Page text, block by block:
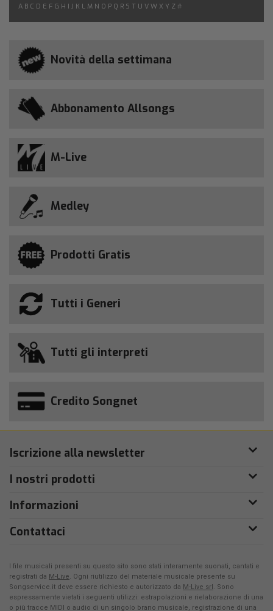
A B C D E F G H I J K L M N O P Q R S T U V W X Y Z #
Novità della settimana
Abbonamento Allsongs
M-Live
Medley
Prodotti Gratis
Tutti i Generi
Tutti gli interpreti
Credito Songnet
Iscrizione alla newsletter
I nostri prodotti
Informazioni
Contattaci
I file musicali presenti su questo sito sono stati interamente suonati, cantati e
registrati da M-Live. Ogni riutilizzo del materiale musicale presente su
Songservice.it deve essere richiesto e autorizzato da M-Live srl. Sono
espressamente vietati i seguenti utilizzi: estrapolazioni e rielaborazione di una
o più tracce MIDI o audio di un singolo brano musicale, registrazione di una